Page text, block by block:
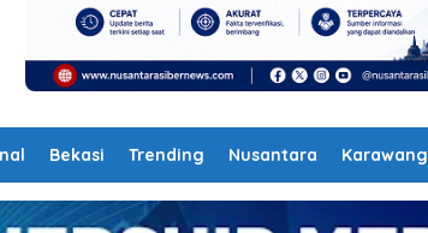
Bekasi Trending Nusantara Karawang